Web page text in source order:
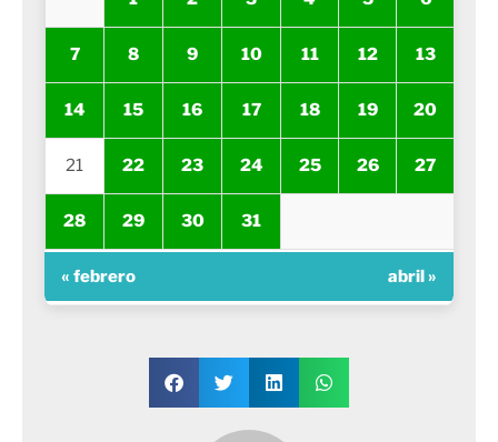
7 8 9 10 11 12 13
14 15 16 17 18 19 20
21 22 23 24 25 26 27
28 29 30 31
« febrero abril »